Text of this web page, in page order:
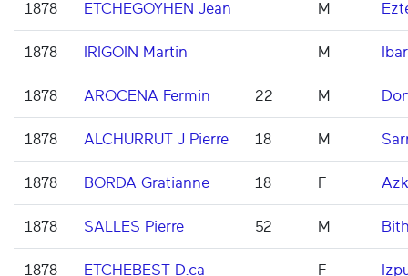
1878 ETCHEGOYHEN Jean M
1878 IRIGOIN Martin M
1878 AROCENA Fermin 22 M
1878 ALCHURRUT J Pierre 18 M
1878 BORDA Gratianne 18 F
1878 SALLES Pierre 52 M
1878 ETCHEBEST D.ca F